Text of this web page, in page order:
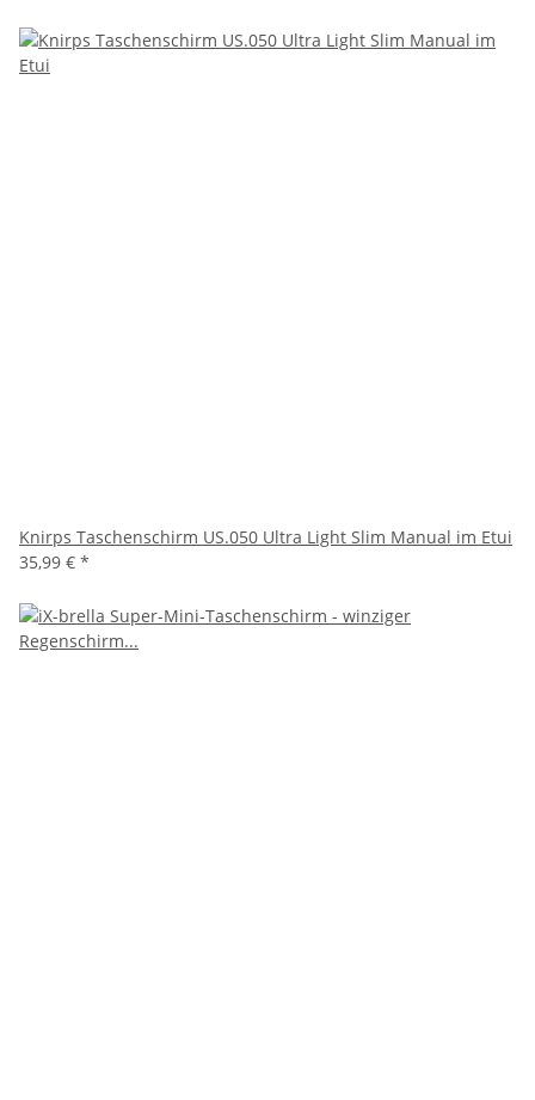
Knirps Taschenschirm US.050 Ultra Light Slim Manual im Etui
35,99 € *